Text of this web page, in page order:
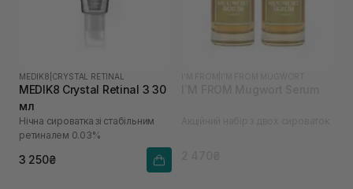
MEDIK8 CRYSTAL RETINAL
MEDIK8 Crystal Retinal 3 30
мл
Нічна сироватка зі стабільним
ретиналем 0.03%
3 250₴